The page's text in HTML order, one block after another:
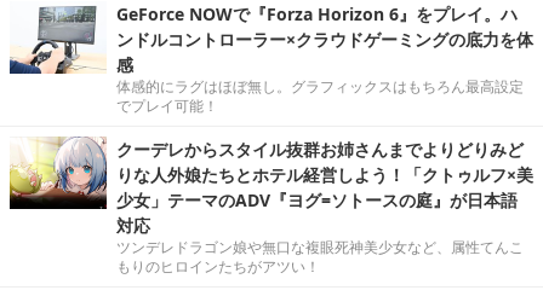
GeForce NOWで『Forza Horizon 6』をプレイ。ハ
ンドルコントローラー×クラウドゲーミングの底力を体
感
体感的にラグはほぼ無し。グラフィックスはもちろん最高設定
でプレイ可能！
クーデレからスタイル抜群お姉さんまでよりどりみど
りな人外娘たちとホテル経営しよう！「クトゥルフ×美
少女」テーマのADV『ヨグ=ソトースの庭』が日本語
対応
ツンデレドラゴン娘や無口な複眼死神美少女など、属性てんこ
もりのヒロインたちがアツい！